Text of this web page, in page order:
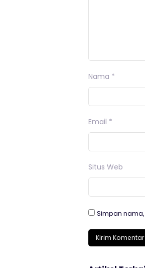
Nama *
Email *
Situs Web
Simpan